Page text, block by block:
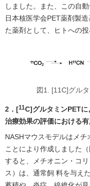
しました。また、この自
日本核医学会PET薬剤製
た薬剤として、ヒトへの投
図1. [11C]グル
2．[11C]グルタミンPET
治療効果の評価における
NASHマウスモデルはメ
ことにより作成しました
すると、メチオニン・コ
ス）は、通常飼 料を与え